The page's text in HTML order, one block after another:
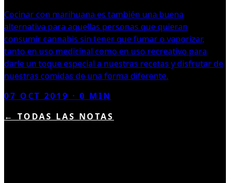
Cocinar con marihuana es también una buena
alternativa para aquellas personas que quieran
consumir cannabis sin tener que fumar o vaporizar,
tanto en uso medicinal como en uso recreativo para
darle un toque especial a nuestras recetas y disfrutar de
nuestras comidas de una forma diferente.
07 OCT 2019 ·0 MIN
← TODAS LAS NOTAS